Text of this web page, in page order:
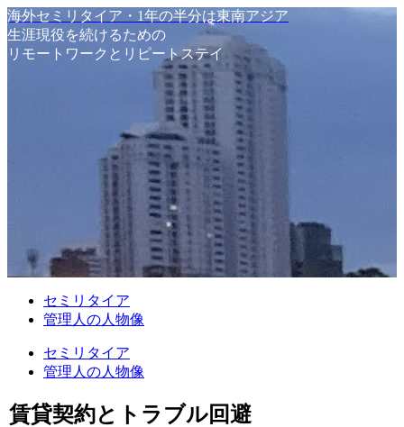
海外セミリタイア・1年の半分は東南アジア
生涯現役を続けるための
リモートワークとリピートステイ
セミリタイア
管理人の人物像
セミリタイア
管理人の人物像
賃貸契約とトラブル回避